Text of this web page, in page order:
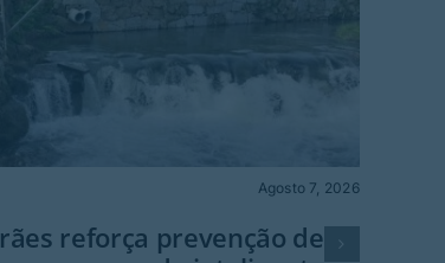
Agosto 7, 2026
reforça prevenção de